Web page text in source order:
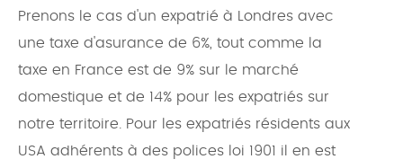
Prenons le cas d'un expatrié à Londres avec
une taxe d'asurance de 6%, tout comme la
taxe en France est de 9% sur le marché
domestique et de 14% pour les expatriés sur
notre territoire. Pour les expatriés résidents aux
USA adhérents à des polices loi 1901 il en est